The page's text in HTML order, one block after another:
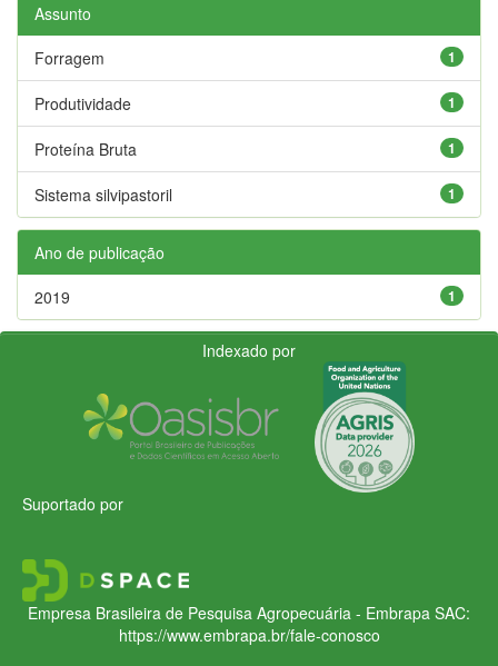
Assunto
1
Forragem
1
Produtividade
1
Proteína Bruta
1
Sistema silvipastoril
Ano de publicação
1
2019
Indexado por
Suportado por
Empresa Brasileira de Pesquisa Agropecuária - Embrapa SAC:
https://www.embrapa.br/fale-conosco